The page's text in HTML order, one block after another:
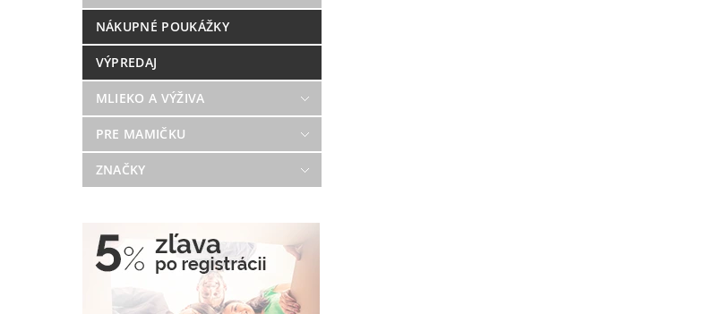
NÁKUPNÉ POUKÁŽKY
VÝPREDAJ
MLIEKO A VÝŽIVA
PRE MAMIČKU
ZNAČKY